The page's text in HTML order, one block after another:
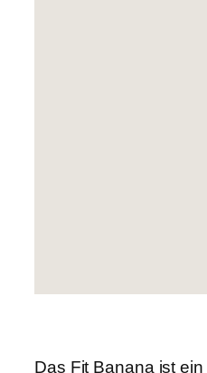
Das Fit Banana ist ein